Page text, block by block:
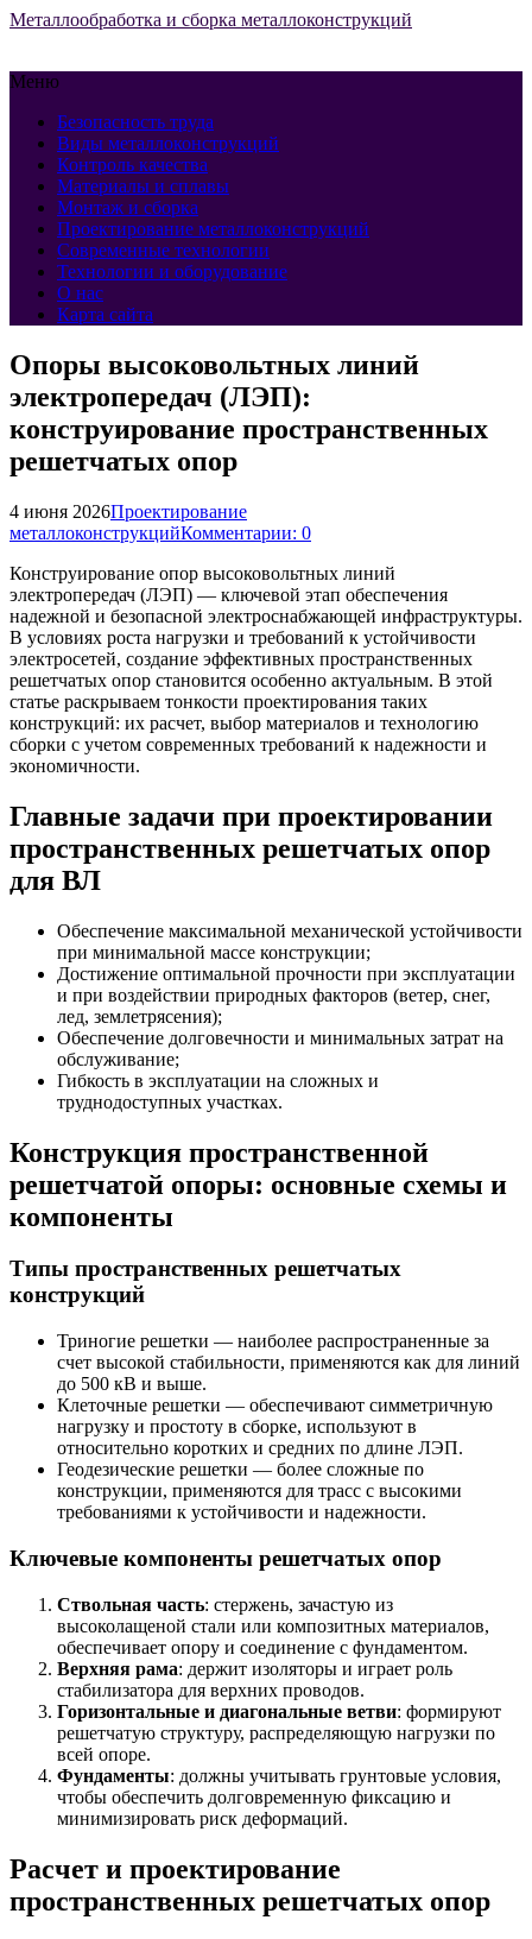
Металлообработка и сборка металлоконструкций
Меню
Безопасность труда
Виды металлоконструкций
Контроль качества
Материалы и сплавы
Монтаж и сборка
Проектирование металлоконструкций
Современные технологии
Технологии и оборудование
О нас
Карта сайта
Опоры высоковольтных линий
электропередач (ЛЭП):
конструирование пространственных
решетчатых опор
4 июня 2026Проектирование
металлоконструкцийКомментарии: 0
Конструирование опор высоковольтных линий
электропередач (ЛЭП) — ключевой этап обеспечения
надежной и безопасной электроснабжающей инфраструктуры.
В условиях роста нагрузки и требований к устойчивости
электросетей, создание эффективных пространственных
решетчатых опор становится особенно актуальным. В этой
статье раскрываем тонкости проектирования таких
конструкций: их расчет, выбор материалов и технологию
сборки с учетом современных требований к надежности и
экономичности.
Главные задачи при проектировании
пространственных решетчатых опор
для ВЛ
Обеспечение максимальной механической устойчивости
при минимальной массе конструкции;
Достижение оптимальной прочности при эксплуатации
и при воздействии природных факторов (ветер, снег,
лед, землетрясения);
Обеспечение долговечности и минимальных затрат на
обслуживание;
Гибкость в эксплуатации на сложных и
труднодоступных участках.
Конструкция пространственной
решетчатой опоры: основные схемы и
компоненты
Типы пространственных решетчатых
конструкций
Триногие решетки — наиболее распространенные за
счет высокой стабильности, применяются как для линий
до 500 кВ и выше.
Клеточные решетки — обеспечивают симметричную
нагрузку и простоту в сборке, используют в
относительно коротких и средних по длине ЛЭП.
Геодезические решетки — более сложные по
конструкции, применяются для трасс с высокими
требованиями к устойчивости и надежности.
Ключевые компоненты решетчатых опор
Ствольная часть: стержень, зачастую из
высоколащеной стали или композитных материалов,
обеспечивает опору и соединение с фундаментом.
Верхняя рама: держит изоляторы и играет роль
стабилизатора для верхних проводов.
Горизонтальные и диагональные ветви: формируют
решетчатую структуру, распределяющую нагрузки по
всей опоре.
Фундаменты: должны учитывать грунтовые условия,
чтобы обеспечить долговременную фиксацию и
минимизировать риск деформаций.
Расчет и проектирование
пространственных решетчатых опор